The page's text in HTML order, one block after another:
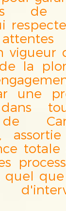
de
vigueur
la
une
dans
totale
quel